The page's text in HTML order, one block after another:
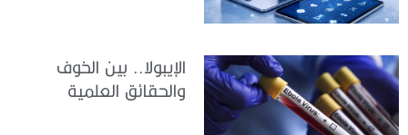
الإيبولا.. بين الخوف
والحقائق العلمية